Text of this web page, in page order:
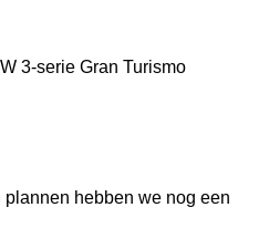
3-serie Gran Turismo
hebben we nog een